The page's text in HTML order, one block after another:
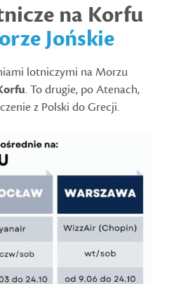
na Korfu
Jońskie
lotniczymi na Morzu
. To drugie, po Atenach,
z Polski do Grecji.